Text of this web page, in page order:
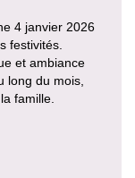
4 janvier 2026
festivités.
et ambiance
long du mois,
famille.